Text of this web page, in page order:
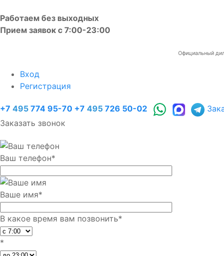
Работаем без выходных
Прием заявок с 7:00-23:00
Официальный
Вход
Регистрация
+7 495 774 95-70 +7 495 726 50-02
Заказать звонок
Ваш телефон*
Ваше имя*
В какое время вам позвонить*
*